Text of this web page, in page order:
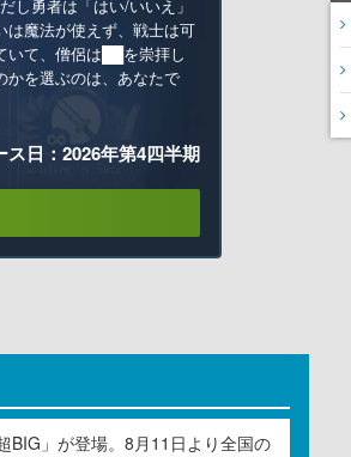
し勇者は「はい/いいえ」
は魔法が使えず、戦士は可
いて、僧侶は██を崇拝し
かを選ぶのは、あなたで
ス日：2026年第4四半期
BIG」が登場。8月11日より全国の